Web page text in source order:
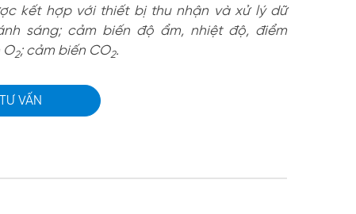
kết hợp với thiết bị thu nhận và xử lý dữ
sáng; cảm biến độ ẩm, nhiệt độ, điểm
O2; cảm biến CO2.
VẤN